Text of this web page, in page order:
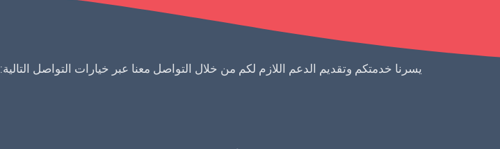
يسرنا خدمتكم وتقديم الدعم اللازم لكم من خلال التواصل معنا عبر خيارات التواصل التالية: